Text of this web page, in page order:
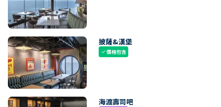
披薩&漢堡
check價格包含
海渡壽司吧